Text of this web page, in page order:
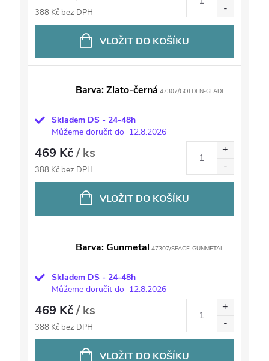
388 Kč bez DPH
VLOŽIT DO KOŠÍKU
Barva: Zlato-černá 47307/GOLDEN-GLADE
Skladem DS - 24-48h
Můžeme doručit do 12.8.2026
469 Kč/ ks
388 Kč bez DPH
VLOŽIT DO KOŠÍKU
Barva: Gunmetal 47307/SPACE-GUNMETAL
Skladem DS - 24-48h
Můžeme doručit do 12.8.2026
469 Kč/ ks
388 Kč bez DPH
VLOŽIT DO KOŠÍKU